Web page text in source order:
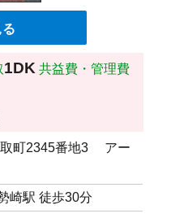
1DK 共益費・管理費
取町2345番地3 アー
崎駅 徒歩30分